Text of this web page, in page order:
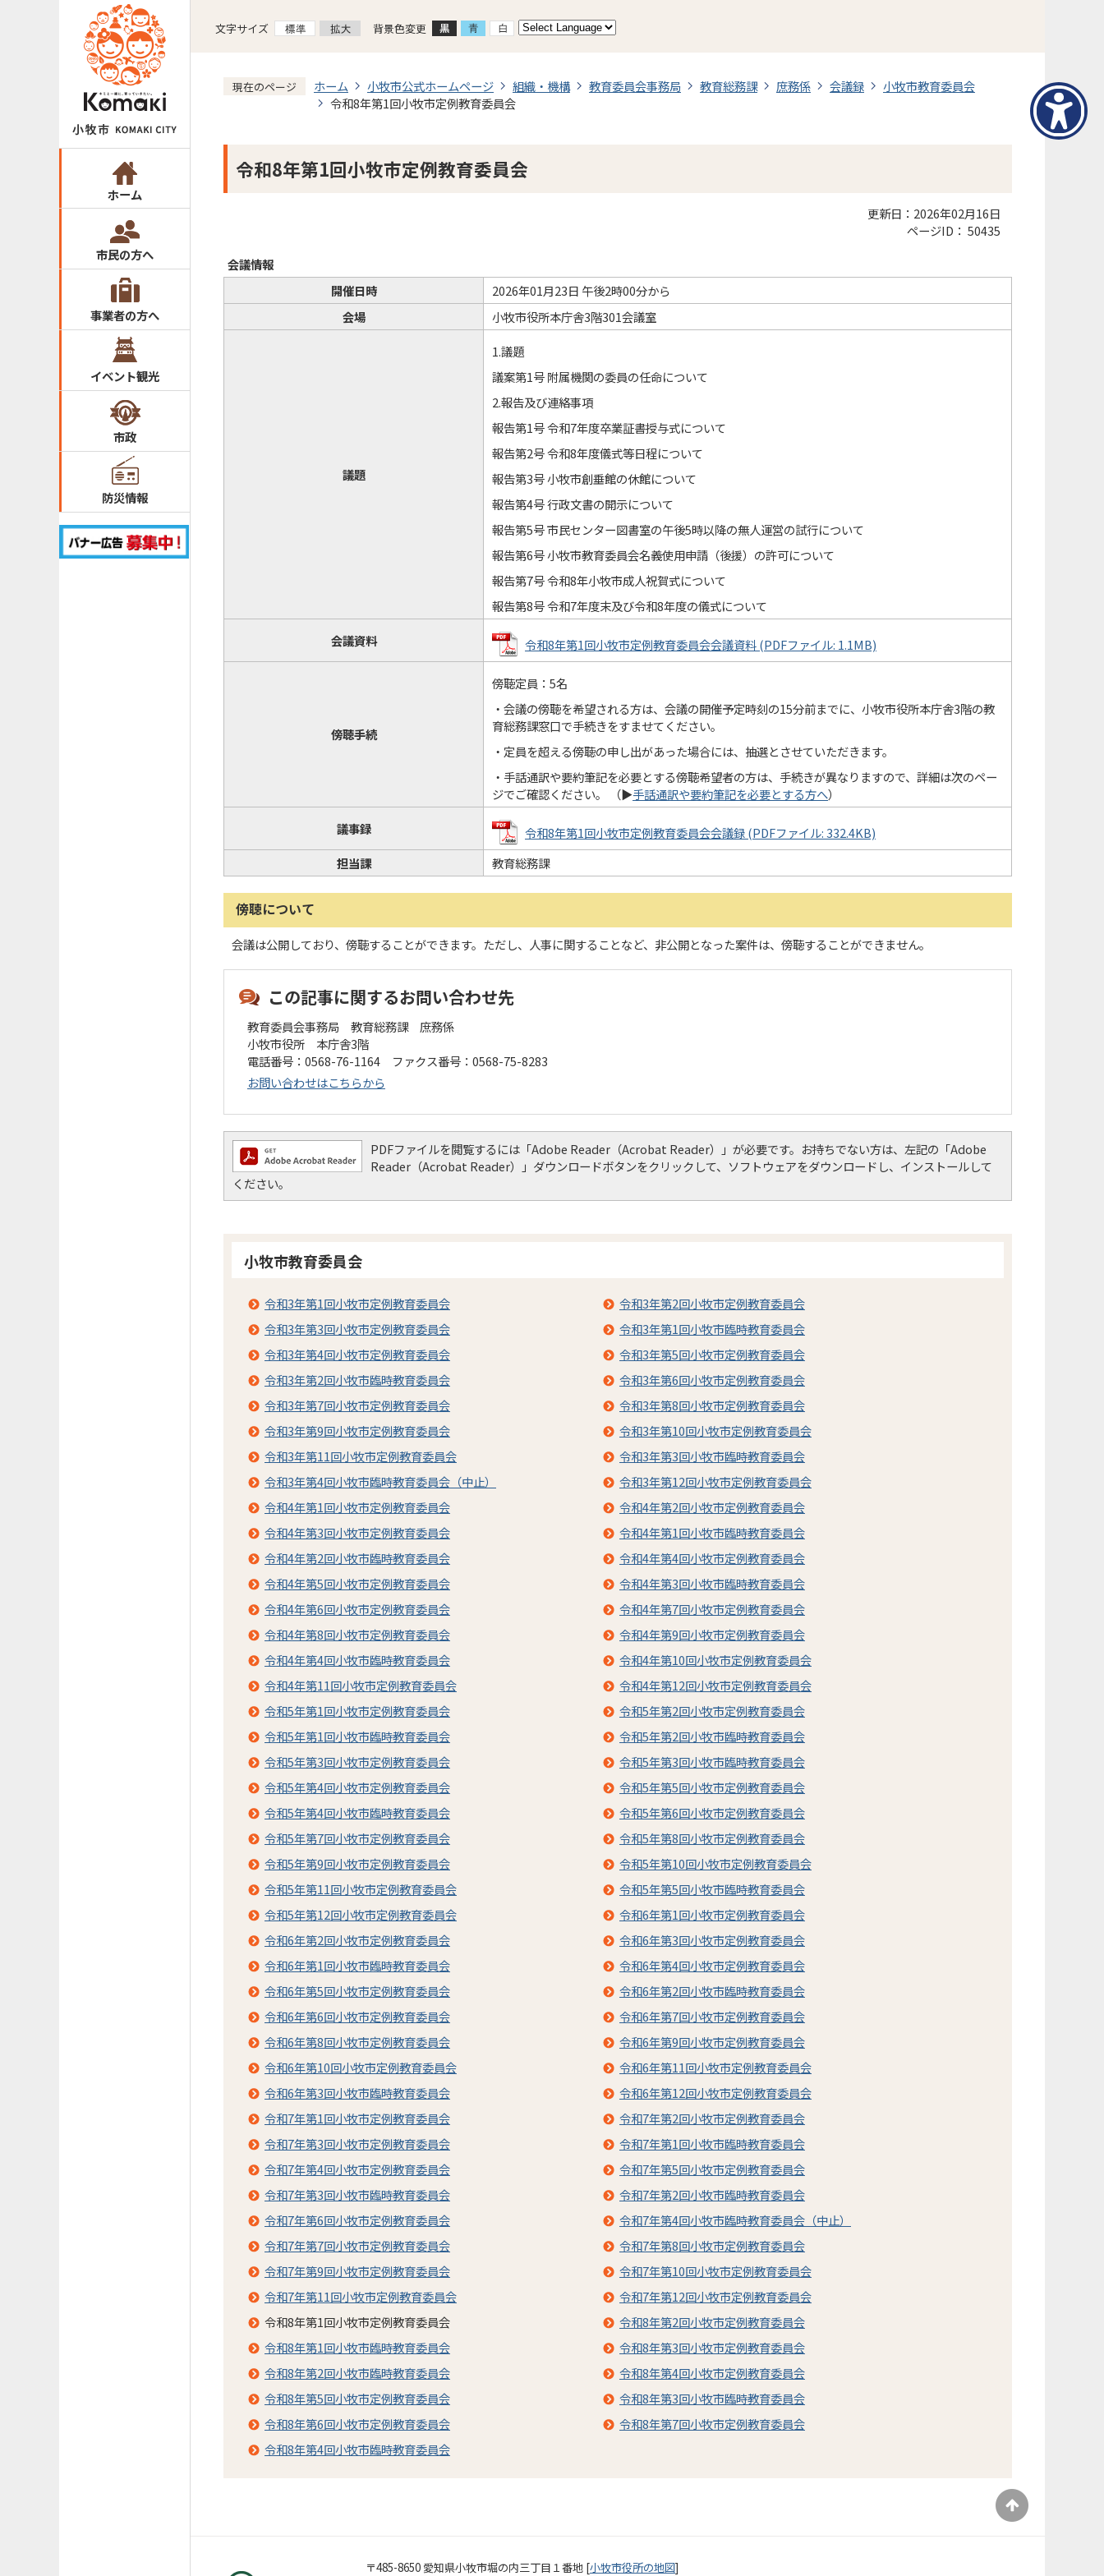
ホーム
市民の方へ
事業者の方へ
イベント観光
市政
防災情報
文字サイズ 背景色変更
現在のページ ホーム 小牧市公式ホームページ 組織・機構 教育委員会事務局 教育総務課 庶務係 会議録
小牧市教育委員会
令和8年第1回小牧市定例教育委員会
令和8年第1回小牧市定例教育委員会
更新日：2026年02月16日
ページID： 50435
会議情報
開催日時
2026年01月23日 午後2時00分から
会場
小牧市役所本庁舎3階301会議室
議題
1.議題
議案第1号 附属機関の委員の任命について
2.報告及び連絡事項
報告第1号 令和7年度卒業証書授与式について
報告第2号 令和8年度儀式等日程について
報告第3号 小牧市創垂館の休館について
報告第4号 行政文書の開示について
報告第5号 市民センター図書室の午後5時以降の無人運営の試行について
報告第6号 小牧市教育委員会名義使用申請（後援）の許可について
報告第7号 令和8年小牧市成人祝賀式について
報告第8号 令和7年度末及び令和8年度の儀式について
会議資料
令和8年第1回小牧市定例教育委員会会議資料 (PDFファイル: 1.1MB)
傍聴手続
傍聴定員：5名
・会議の傍聴を希望される方は、会議の開催予定時刻の15分前までに、小牧市役所本庁舎3階の教
育総務課窓口で手続きをすませてください。
・定員を超える傍聴の申し出があった場合には、抽選とさせていただきます。
・手話通訳や要約筆記を必要とする傍聴希望者の方は、手続きが異なりますので、詳細は次のペー
ジでご確認ください。 （▶手話通訳や要約筆記を必要とする方へ）
議事録
令和8年第1回小牧市定例教育委員会会議録 (PDFファイル: 332.4KB)
担当課
教育総務課
傍聴について
会議は公開しており、傍聴することができます。ただし、人事に関することなど、非公開となった案件は、傍聴することができません。
この記事に関するお問い合わせ先
教育委員会事務局 教育総務課 庶務係
小牧市役所 本庁舎3階
電話番号：0568-76-1164 ファクス番号：0568-75-8283
お問い合わせはこちらから
PDFファイルを閲覧するには「Adobe Reader（Acrobat Reader）」が必要です。お持ちでない方は、左記の「Adobe
Reader（Acrobat Reader）」ダウンロードボタンをクリックして、ソフトウェアをダウンロードし、インストールして
ください。
小牧市教育委員会
令和3年第1回小牧市定例教育委員会
令和3年第2回小牧市定例教育委員会
令和3年第3回小牧市定例教育委員会
令和3年第1回小牧市臨時教育委員会
令和3年第4回小牧市定例教育委員会
令和3年第5回小牧市定例教育委員会
令和3年第2回小牧市臨時教育委員会
令和3年第6回小牧市定例教育委員会
令和3年第7回小牧市定例教育委員会
令和3年第8回小牧市定例教育委員会
令和3年第9回小牧市定例教育委員会
令和3年第10回小牧市定例教育委員会
令和3年第11回小牧市定例教育委員会
令和3年第3回小牧市臨時教育委員会
令和3年第4回小牧市臨時教育委員会（中止）
令和3年第12回小牧市定例教育委員会
令和4年第1回小牧市定例教育委員会
令和4年第2回小牧市定例教育委員会
令和4年第3回小牧市定例教育委員会
令和4年第1回小牧市臨時教育委員会
令和4年第2回小牧市臨時教育委員会
令和4年第4回小牧市定例教育委員会
令和4年第5回小牧市定例教育委員会
令和4年第3回小牧市臨時教育委員会
令和4年第6回小牧市定例教育委員会
令和4年第7回小牧市定例教育委員会
令和4年第8回小牧市定例教育委員会
令和4年第9回小牧市定例教育委員会
令和4年第4回小牧市臨時教育委員会
令和4年第10回小牧市定例教育委員会
令和4年第11回小牧市定例教育委員会
令和4年第12回小牧市定例教育委員会
令和5年第1回小牧市定例教育委員会
令和5年第2回小牧市定例教育委員会
令和5年第1回小牧市臨時教育委員会
令和5年第2回小牧市臨時教育委員会
令和5年第3回小牧市定例教育委員会
令和5年第3回小牧市臨時教育委員会
令和5年第4回小牧市定例教育委員会
令和5年第5回小牧市定例教育委員会
令和5年第4回小牧市臨時教育委員会
令和5年第6回小牧市定例教育委員会
令和5年第7回小牧市定例教育委員会
令和5年第8回小牧市定例教育委員会
令和5年第9回小牧市定例教育委員会
令和5年第10回小牧市定例教育委員会
令和5年第11回小牧市定例教育委員会
令和5年第5回小牧市臨時教育委員会
令和5年第12回小牧市定例教育委員会
令和6年第1回小牧市定例教育委員会
令和6年第2回小牧市定例教育委員会
令和6年第3回小牧市定例教育委員会
令和6年第1回小牧市臨時教育委員会
令和6年第4回小牧市定例教育委員会
令和6年第5回小牧市定例教育委員会
令和6年第2回小牧市臨時教育委員会
令和6年第6回小牧市定例教育委員会
令和6年第7回小牧市定例教育委員会
令和6年第8回小牧市定例教育委員会
令和6年第9回小牧市定例教育委員会
令和6年第10回小牧市定例教育委員会
令和6年第11回小牧市定例教育委員会
令和6年第3回小牧市臨時教育委員会
令和6年第12回小牧市定例教育委員会
令和7年第1回小牧市定例教育委員会
令和7年第2回小牧市定例教育委員会
令和7年第3回小牧市定例教育委員会
令和7年第1回小牧市臨時教育委員会
令和7年第4回小牧市定例教育委員会
令和7年第5回小牧市定例教育委員会
令和7年第3回小牧市臨時教育委員会
令和7年第2回小牧市臨時教育委員会
令和7年第6回小牧市定例教育委員会
令和7年第4回小牧市臨時教育委員会（中止）
令和7年第7回小牧市定例教育委員会
令和7年第8回小牧市定例教育委員会
令和7年第9回小牧市定例教育委員会
令和7年第10回小牧市定例教育委員会
令和7年第11回小牧市定例教育委員会
令和7年第12回小牧市定例教育委員会
令和8年第1回小牧市定例教育委員会
令和8年第2回小牧市定例教育委員会
令和8年第1回小牧市臨時教育委員会
令和8年第3回小牧市定例教育委員会
令和8年第2回小牧市臨時教育委員会
令和8年第4回小牧市定例教育委員会
令和8年第5回小牧市定例教育委員会
令和8年第3回小牧市臨時教育委員会
令和8年第6回小牧市定例教育委員会
令和8年第7回小牧市定例教育委員会
令和8年第4回小牧市臨時教育委員会
〒485-8650 愛知県小牧市堀の内三丁目１番地 [小牧市役所の地図]